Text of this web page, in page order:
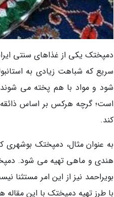
دمپختک یکی از غذاهای سنتی
سریع که شباهت زیادی به
شود و مواد با هم پخته می
است؛ گرچه هرکس بر اساس ذائقه
کند.
به عنوان مثال، دمپختک بوشهری
هندی و ماهی تهیه می شود.
بویراحمد نیز از این امر
با طرز تهیه دمپختک با این مقاله